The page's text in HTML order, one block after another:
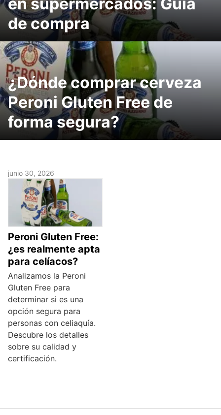
de compra
¿Dónde comprar cerveza
Peroni Gluten Free de
forma segura?
junio 30, 2026
Peroni Gluten Free:
¿es realmente apta
para celíacos?
Analizamos la Peroni
Gluten Free para
determinar si es una
opción segura para
personas con celiaquía.
Descubre los detalles
sobre su calidad y
certificación.